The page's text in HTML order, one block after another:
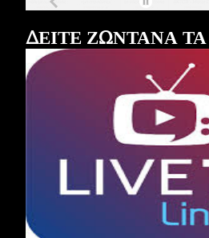
ΔΕΙΤΕ ΖΩΝΤΑΝΑ